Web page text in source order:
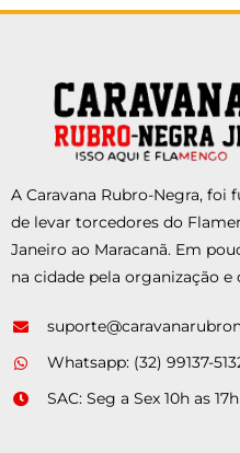
A Caravana Rubro-Negra, foi
de levar torcedores do
Janeiro ao Maracanã. Em
na cidade pela organização
Whatsapp: (32) 99137-
SAC: Seg a Sex 10h as 17h